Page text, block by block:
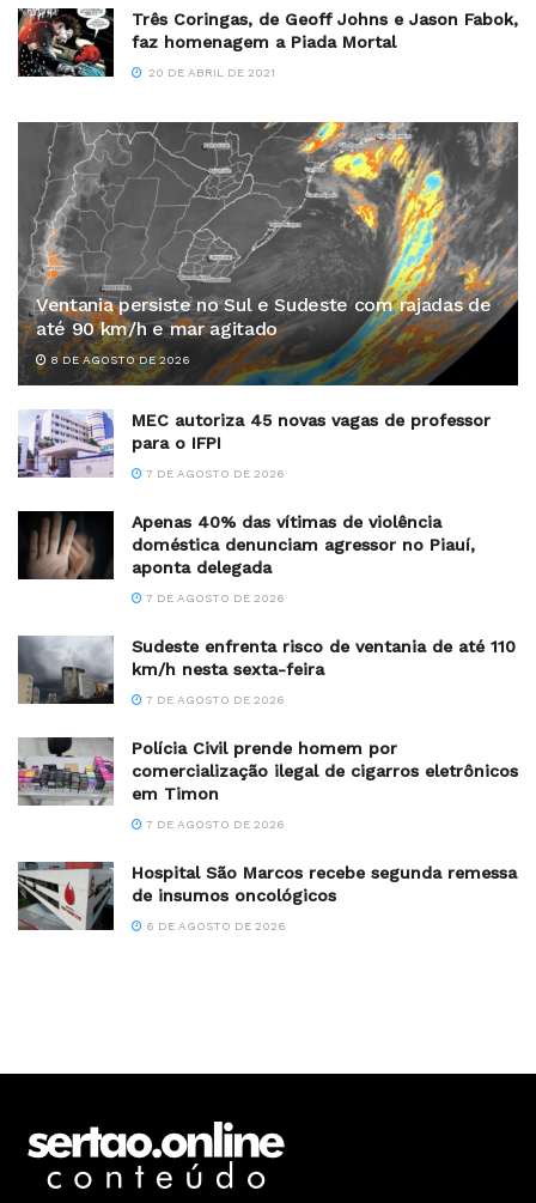
Três Coringas, de Geoff Johns e Jason Fabok,
faz homenagem a Piada Mortal
20 DE ABRIL DE 2021
Ventania persiste no Sul e Sudeste com rajadas de
até 90 km/h e mar agitado
8 DE AGOSTO DE 2026
MEC autoriza 45 novas vagas de professor
para o IFPI
7 DE AGOSTO DE 2026
Apenas 40% das vítimas de violência
doméstica denunciam agressor no Piauí,
aponta delegada
7 DE AGOSTO DE 2026
Sudeste enfrenta risco de ventania de até 110
km/h nesta sexta-feira
7 DE AGOSTO DE 2026
Polícia Civil prende homem por
comercialização ilegal de cigarros eletrônicos
em Timon
7 DE AGOSTO DE 2026
Hospital São Marcos recebe segunda remessa
de insumos oncológicos
6 DE AGOSTO DE 2026